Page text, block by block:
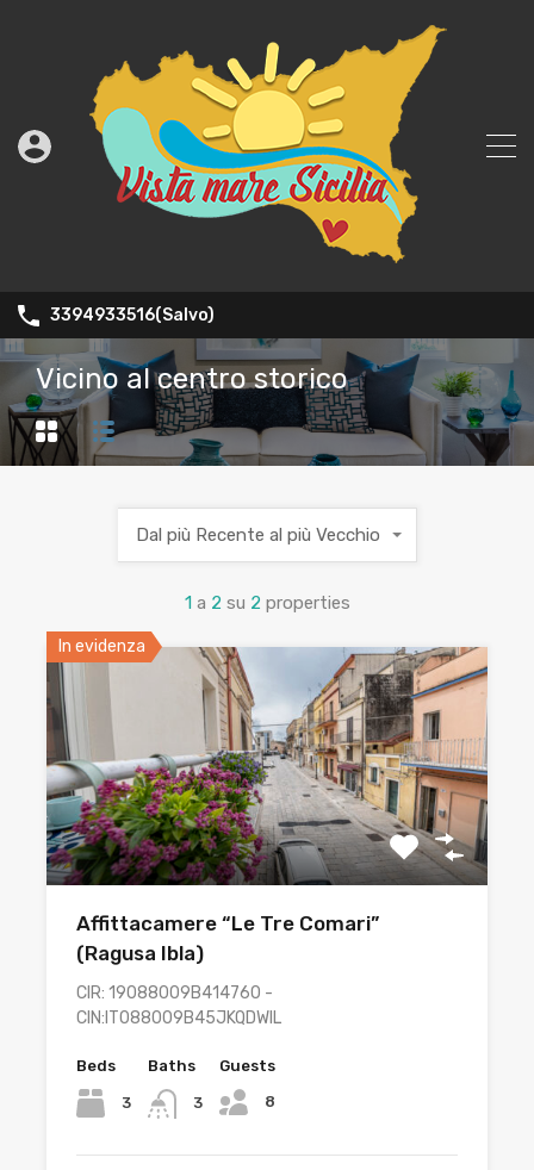
3394933516(Salvo)
Vicino al centro storico
1 a 2 su 2 properties
Dal più Recente al più Vecchio
In evidenza
Affittacamere “Le Tre Comari”
(Ragusa Ibla)
CIR: 19088009B414760 -
CIN:IT088009B45JKQDWIL
Beds
3
Baths
3
Guests
8